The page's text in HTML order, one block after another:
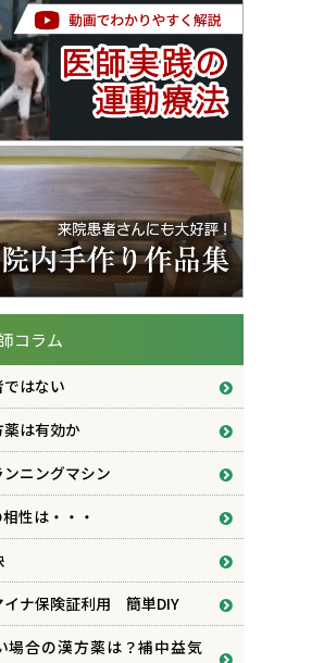
コラム
はない
は有効か
ニングマシン
性は・・・
イナ保険証利用 簡単DIY
場合の漢方薬は？補中益気